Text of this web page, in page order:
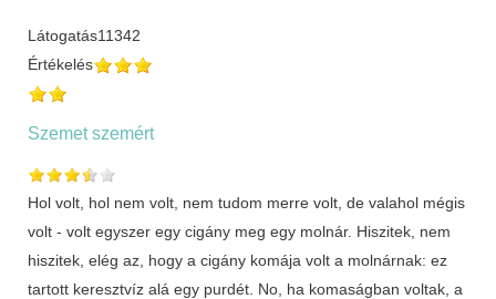
Látogatás11342
Értékelés
Szemet szemért
Hol volt, hol nem volt, nem tudom merre volt, de valahol mégis
volt - volt egyszer egy cigány meg egy molnár. Hiszitek, nem
hiszitek, elég az, hogy a cigány komája volt a molnárnak: ez
tartott keresztvíz alá egy purdét. No, ha komaságban voltak, a